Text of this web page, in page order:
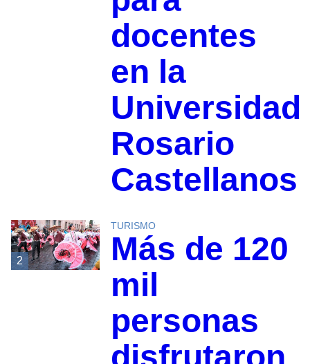
docentes
en la
Universidad
Rosario
Castellanos
2
TURISMO
Más de 120
mil
personas